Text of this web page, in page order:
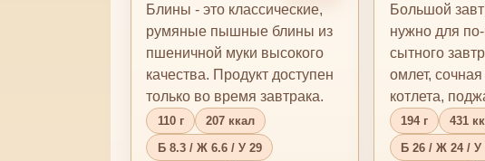
Блины - это классические,
румяные пышные блины из
пшеничной муки высокого
качества. Продукт доступен
только во время завтрака.
110 г
207 ккал
Б 8.3 / Ж 6.6 / У 29
Большой
нужно для
сытного
омлет,
котлета,
английская
194 г
431
Б 26 / Ж 24 / У